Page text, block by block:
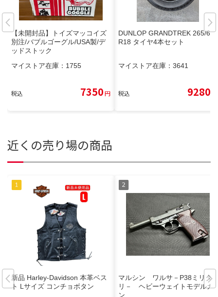
【未開封品】トイズマッコイズ
別注/バブルゴーグル/USA製/デ
ッドストック
マイストア在庫： 1755
税込 7350円
DUNLOP GRANDTREK 265/65
R18 タイヤ4本セット
マイストア在庫： 3641
税込 9280
近くの売り場の商品
新品 Harley-Davidson 本革ベス
ト Lサイズ コンチョボタン
マルシン ワルサ－P38ミリタ
リ－ ヘビーウェイトモデルガ
ン